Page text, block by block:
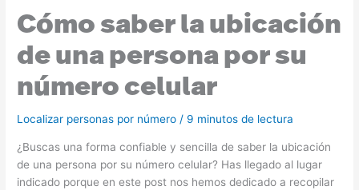
Cómo saber la ubicación
de una persona por su
número celular
Localizar personas por número / 9 minutos de lectura
¿Buscas una forma confiable y sencilla de saber la ubicación
de una persona por su número celular? Has llegado al lugar
indicado porque en este post nos hemos dedicado a recopilar